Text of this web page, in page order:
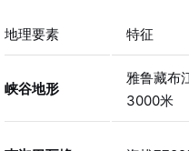
地理要素 特征
峡谷地形
雅鲁藏布
3000米